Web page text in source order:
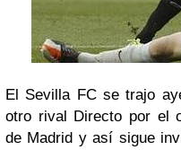
El Sevilla FC se trajo
otro rival Directo por el
de Madrid y así sigue